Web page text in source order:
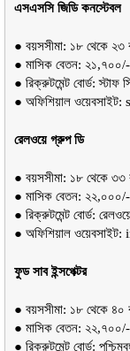
এসএসসি জিডি কনস্টেবল
● বয়সসীমা: ১৮ থেকে ২৩
● মাসিক বেতন:
● রিক্রুটমেন্ট বোর্ড: স্টাফ
● অফিশিয়াল
রেলওয়ে গ্রুপ ডি
● বয়সসীমা: ১৮ থেকে ৩৩
● মাসিক বেতন:
● রিক্রুটমেন্ট বোর্ড:
● অফিশিয়াল
ফুড সাব ইন্সপেক্টর
● বয়সসীমা: ১৮ থেকে ৪০
● মাসিক বেতন:
● রিক্রুটমেন্ট বোর্ড: